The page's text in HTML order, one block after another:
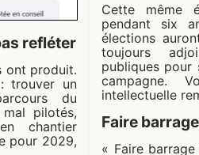
refléter
ont produit.
trouver un
du
pilotés,
chantier
pour 2029,
Cette même
pendant six
élections
toujours
publiques
campagne.
intellectuelle
Faire
« Faire